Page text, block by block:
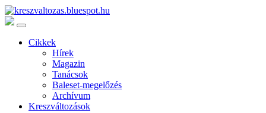
Cikkek
Hírek
Magazin
Tanácsok
Baleset-megelőzés
Archívum
Kreszváltozások